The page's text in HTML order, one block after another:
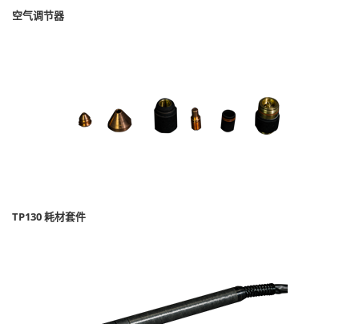
空气调节器
TP130 耗材套件